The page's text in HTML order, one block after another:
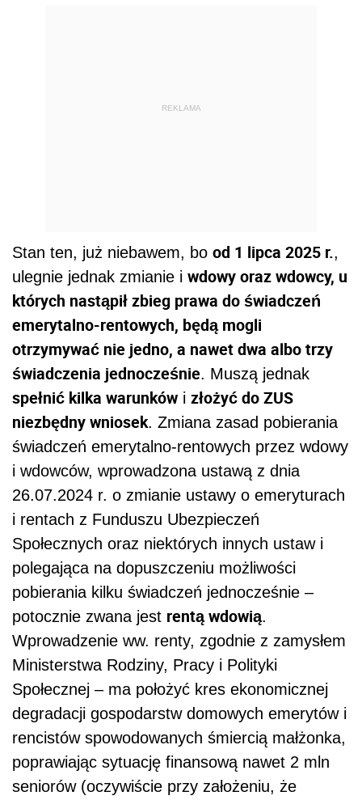
REKLAMA
Stan ten, już niebawem, bo od 1 lipca 2025 r.,
ulegnie jednak zmianie i wdowy oraz wdowcy, u
których nastąpił zbieg prawa do świadczeń
emerytalno-rentowych, będą mogli
otrzymywać nie jedno, a nawet dwa albo trzy
świadczenia jednocześnie. Muszą jednak
spełnić kilka warunków i złożyć do ZUS
niezbędny wniosek. Zmiana zasad pobierania
świadczeń emerytalno-rentowych przez wdowy
i wdowców, wprowadzona ustawą z dnia
26.07.2024 r. o zmianie ustawy o emeryturach
i rentach z Funduszu Ubezpieczeń
Społecznych oraz niektórych innych ustaw i
polegająca na dopuszczeniu możliwości
pobierania kilku świadczeń jednocześnie –
potocznie zwana jest rentą wdowią.
Wprowadzenie ww. renty, zgodnie z zamysłem
Ministerstwa Rodziny, Pracy i Polityki
Społecznej – ma położyć kres ekonomicznej
degradacji gospodarstw domowych emerytów i
rencistów spowodowanych śmiercią małżonka,
poprawiając sytuację finansową nawet 2 mln
seniorów (oczywiście przy założeniu, że